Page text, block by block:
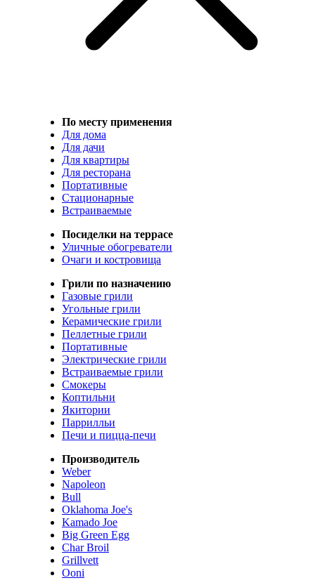
По месту применения
Для дома
Для дачи
Для квартиры
Для ресторана
Портативные
Стационарные
Встраиваемые
Посиделки на террасе
Уличные обогреватели
Очаги и костровища
Грили по назначению
Газовые грили
Угольные грили
Керамические грили
Пеллетные грили
Портативные
Электрические грили
Встраиваемые грили
Смокеры
Коптильни
Якитории
Паррилльи
Печи и пицца-печи
Производитель
Weber
Napoleon
Bull
Oklahoma Joe's
Kamado Joe
Big Green Egg
Char Broil
Grillvett
Ooni